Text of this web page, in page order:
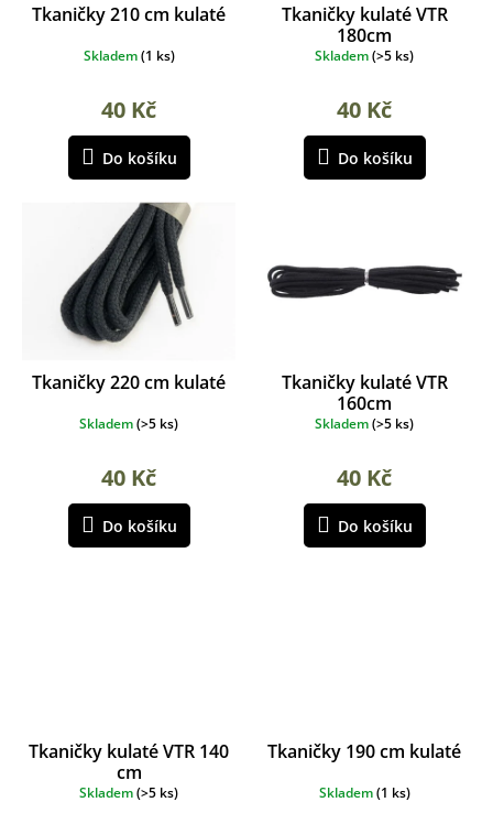
Tkaničky 210 cm kulaté
Skladem(1 ks)
40 Kč
Do košíku
Tkaničky kulaté VTR
180cm
Skladem(>5 ks)
40 Kč
Do košíku
Tkaničky 220 cm kulaté
Skladem(>5 ks)
40 Kč
Do košíku
Tkaničky kulaté VTR
160cm
Skladem(>5 ks)
40 Kč
Do košíku
Tkaničky kulaté VTR 140
cm
Skladem(>5 ks)
Tkaničky 190 cm kulaté
Skladem(1 ks)